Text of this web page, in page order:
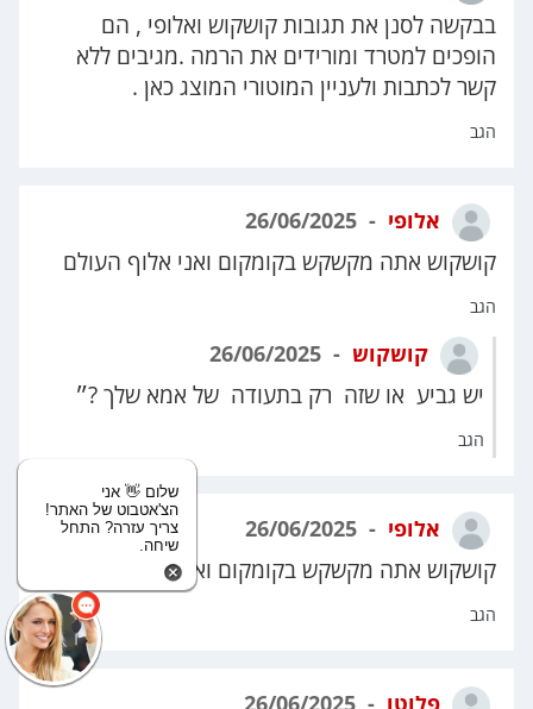
בבקשה לסנן את תגובות קושקוש ואלופי , הם
הופכים למטרד ומורידים את הרמה .מגיבים ללא
קשר לכתבות ולעניין המוטורי המוצג כאן .
הגב
אלופי
קושקוש אתה מקשקש בקומקום ואני אלוף העולם
הגב
קושקוש
יש גביע או שזה רק בתעודה של אמא שלך ?״
הגב
אלופי
קושקוש אתה מקשקש בקומקום ואני אלוף העולפ
הגב
פלוטו
שלום 👋 אני
הצ'אטבוט של האתר!
צריך עזרה? התחל
שיחה.